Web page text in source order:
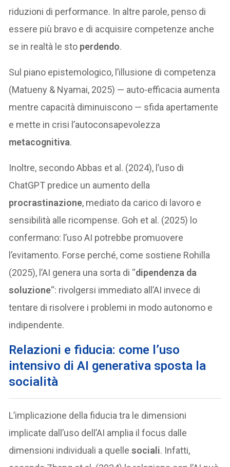
riduzioni di performance. In altre parole, penso di
essere più bravo e di acquisire competenze anche
se in realtà le sto perdendo.
Sul piano epistemologico, l’illusione di competenza
(Matueny & Nyamai, 2025) — auto-efficacia aumenta
mentre capacità diminuiscono — sfida apertamente
e mette in crisi l’autoconsapevolezza
metacognitiva.
Inoltre, secondo Abbas et al. (2024), l’uso di
ChatGPT predice un aumento della
procrastinazione, mediato da carico di lavoro e
sensibilità alle ricompense. Goh et al. (2025) lo
confermano: l’uso AI potrebbe promuovere
l’evitamento. Forse perché, come sostiene Rohilla
(2025), l’AI genera una sorta di “dipendenza da
soluzione“: rivolgersi immediato all’AI invece di
tentare di risolvere i problemi in modo autonomo e
indipendente.
Relazioni e fiducia: come l’uso
intensivo di AI generativa sposta la
socialità
L’implicazione della fiducia tra le dimensioni
implicate dall’uso dell’AI amplia il focus dalle
dimensioni individuali a quellesociali. Infatti,